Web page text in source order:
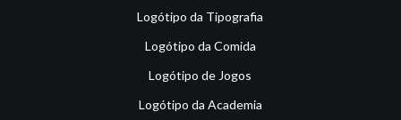
Logótipo da Tipografia
Logótipo da Comida
Logótipo de Jogos
Logótipo da Academia